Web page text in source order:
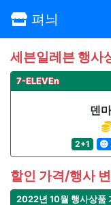
펴늬
세븐일레븐 행사
7-ELEVEn
덴
2+1
할인 가격/행사
2022년 10월 행사상품